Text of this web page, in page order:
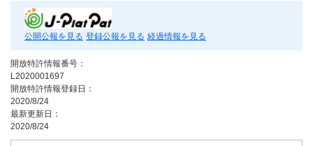
公開公報を見る 登録公報を見る 経過情報を見る
開放特許情報番号：
L2020001697
開放特許情報登録日：
2020/8/24
最新更新日：
2020/8/24